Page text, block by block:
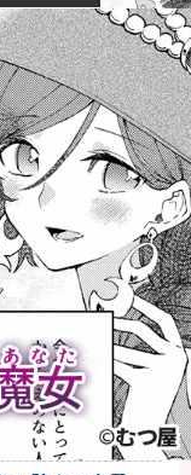
の厳しさを知る
ってた
ンジャミンが覚
ィさん、あまりに
』の演出が豪華
演！！！他
他
日本人男性か
事してきてなん